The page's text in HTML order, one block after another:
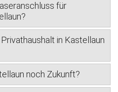
für
in Kastellaun
noch Zukunft?